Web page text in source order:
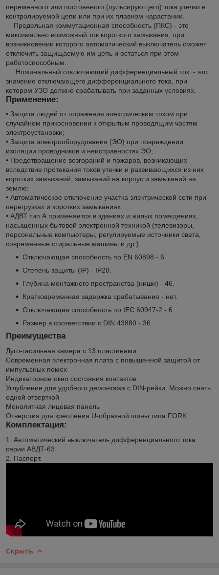
переменного или постоянного (пульсирующего) тока утечки в
контролируемой цепи или при их плавном нарастании.
Предельная коммутационная способность (ПКС) - это
максимально возможный ток короткого замыкания, при
возникновении которого автоматический выключатель сможет
отключить защищаемую им цепь и остаться при этом
работоспособным.
Номинальный отключающий дифференциальный ток - это
значение отключающего дифференциального тока, при
котором УЗО должно срабатывать при заданных условиях.
Применение:
• Защита людей от поражения электрическим током при
случайном прикосновении к открытым проводящим частям
электроустановки;
• Защита электрооборудования (ЭО) при повреждении
изоляции проводников и неисправностях ЭО;
• Предотвращение возгораний и пожаров, возникающих
вследствие протекания токов утечки и развивающихся из них
коротких замыканий, замыканий на корпус и замыканий на
землю;
• Автоматическое отключение участка электрической сети при
перегрузках и коротких замыканиях.
• АДВТ тип А применяется в зданиях и жилых помещениях,
насыщенных бытовой электронной техникой (телевизоры,
персональные компьютеры, регулируемые источники света,
современные стиральные машины и др.)
Отключающая способность по EN 60898 - 6.
Степень защиты (IP) - IP20.
Глубина монтажного пространства (ниши) - 46.
Кратковременная задержка срабатывания - нет.
Отключающая способность по IEC 60947-2 - 6.
Размер в соответствии с DIN 43880 - 36.
Преимущества
Дуго-гасильная камера с 13 пластинами
Современная электронная плата с повышенной защитой от
импульсных помех
Индикаторное окно состояния контактов
Углубление для удобного демонтажа с DIN-рейки. Можно снять
одной отверткой
Монолитная лицевая панель
Отверстия для крепления U-образной шины типа FORK
Комплектация:
1. Автоматический выключатель дифференциального тока
серии АВДТ-63.
2. Паспорт.
Скрыть